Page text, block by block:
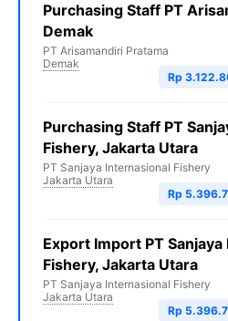
Purchasing Staff PT
Demak
PT Arisamandiri Pratama
Demak
Rp
Purchasing Staff PT
Fishery, Jakarta Utara
PT Sanjaya Internasional Fishery
Jakarta Utara
Rp
Export Import PT
Fishery, Jakarta Utara
PT Sanjaya Internasional Fishery
Jakarta Utara
Rp